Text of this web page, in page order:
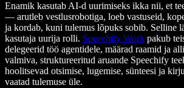
Enamik kasutab AI-d uurimiseks ikka nii, et
— arutleb vestlusrobotiga, loeb vastuseid,
ja kordab, kuni tulemus lõpuks sobib. Selline
kasutaja uurija rolli. Speechify Work pakub
delegeerid töö agentidele, määrad raamid ja
valmiva, struktureeritud aruande Speechify
hoolitsevad otsimise, lugemise, sünteesi ja
vaatad tulemuse üle.